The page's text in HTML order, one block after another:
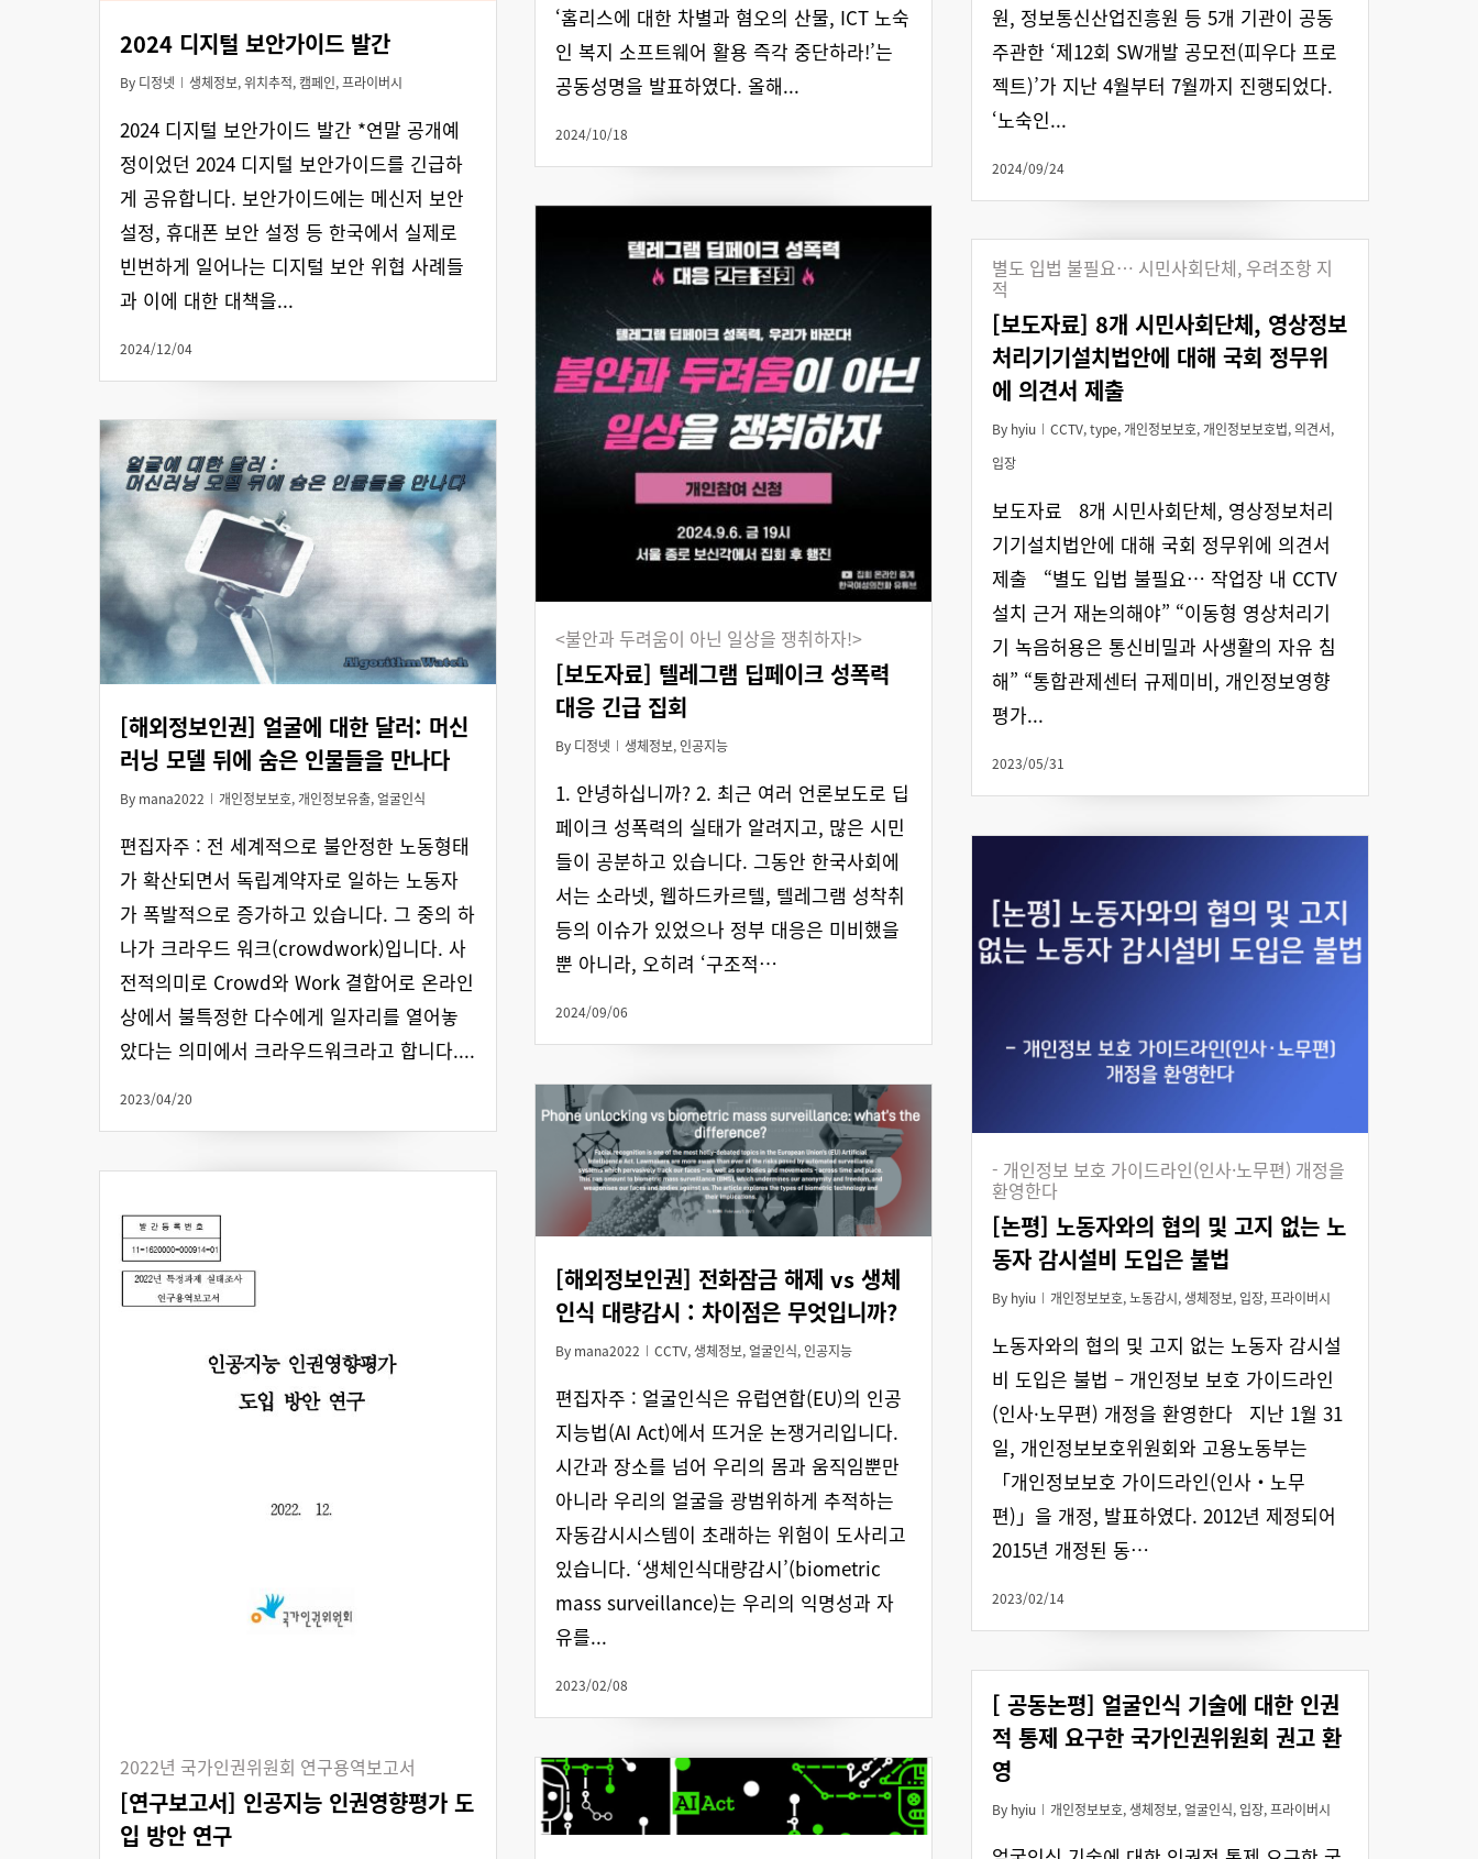
2024 디지털 보안가이드 발간
By 디정넷 생체정보,위치추적,캠페인,프라이버시
2024 디지털 보안가이드 발간 *연말 공개예
정이었던 2024 디지털 보안가이드를 긴급하
게 공유합니다. 보안가이드에는 메신저 보안
설정, 휴대폰 보안 설정 등 한국에서 실제로
빈번하게 일어나는 디지털 보안 위협 사례들
과 이에 대한 대책을...
2024/12/04
‘홈리스에 대한 차별과 혐오의 산물, ICT 노숙
인 복지 소프트웨어 활용 즉각 중단하라!’는
공동성명을 발표하였다. 올해...
2024/10/18
원, 정보통신산업진흥원 등 5개 기관이 공동
주관한 ‘제12회 SW개발 공모전(피우다 프로
젝트)’가 지난 4월부터 7월까지 진행되었다.
‘노숙인...
2024/09/24
<불안과 두려움이 아닌 일상을 쟁취하자!>
[보도자료] 텔레그램 딥페이크 성폭력
대응 긴급 집회
By 디정넷 생체정보, 인공지능
1. 안녕하십니까? 2. 최근 여러 언론보도로 딥
페이크 성폭력의 실태가 알려지고, 많은 시민
들이 공분하고 있습니다. 그동안 한국사회에
서는 소라넷, 웹하드카르텔, 텔레그램 성착취
등의 이슈가 있었으나 정부 대응은 미비했을
뿐 아니라, 오히려 ‘구조적…
2024/09/06
별도 입법 불필요… 시민사회단체, 우려조항 지
적
[보도자료] 8개 시민사회단체, 영상정보
처리기기설치법안에 대해 국회 정무위
에 의견서 제출
By hyiu CCTV,type,개인정보보호,개인정보보호법,의견서,
입장
보도자료 8개 시민사회단체, 영상정보처리
기기설치법안에 대해 국회 정무위에 의견서
제출 “별도 입법 불필요… 작업장 내 CCTV
설치 근거 재논의해야” “이동형 영상처리기
기 녹음허용은 통신비밀과 사생활의 자유 침
해” “통합관제센터 규제미비, 개인정보영향
평가...
2023/05/31
[해외정보인권] 얼굴에 대한 달러: 머신
러닝 모델 뒤에 숨은 인물들을 만나다
By mana2022 개인정보보호,개인정보유출,얼굴인식
편집자주 : 전 세계적으로 불안정한 노동형태
가 확산되면서 독립계약자로 일하는 노동자
가 폭발적으로 증가하고 있습니다. 그 중의 하
나가 크라우드 워크(crowdwork)입니다. 사
전적의미로 Crowd와 Work 결합어로 온라인
상에서 불특정한 다수에게 일자리를 열어놓
았다는 의미에서 크라우드워크라고 합니다....
2023/04/20
- 개인정보 보호 가이드라인(인사·노무편) 개정을
환영한다
[논평] 노동자와의 협의 및 고지 없는 노
동자 감시설비 도입은 불법
By hyiu 개인정보보호,노동감시,생체정보, 입장,프라이버시
노동자와의 협의 및 고지 없는 노동자 감시설
비 도입은 불법 – 개인정보 보호 가이드라인
(인사·노무편) 개정을 환영한다 지난 1월 31
일, 개인정보보호위원회와 고용노동부는
「개인정보보호 가이드라인(인사‧노무
편)」을 개정, 발표하였다. 2012년 제정되어
2015년 개정된 동…
2023/02/14
[해외정보인권] 전화잠금 해제 vs 생체
인식 대량감시 : 차이점은 무엇입니까?
By mana2022 CCTV,생체정보,얼굴인식, 인공지능
편집자주 : 얼굴인식은 유럽연합(EU)의 인공
지능법(AI Act)에서 뜨거운 논쟁거리입니다.
시간과 장소를 넘어 우리의 몸과 움직임뿐만
아니라 우리의 얼굴을 광범위하게 추적하는
자동감시시스템이 초래하는 위험이 도사리고
있습니다. ‘생체인식대량감시’(biometric
mass surveillance)는 우리의 익명성과 자
유를...
2023/02/08
2022년 국가인권위원회 연구용역보고서
[연구보고서] 인공지능 인권영향평가 도
입 방안 연구
[ 공동논평] 얼굴인식 기술에 대한 인권
적 통제 요구한 국가인권위원회 권고 환
영
By hyiu 개인정보보호,생체정보,얼굴인식, 입장,프라이버시